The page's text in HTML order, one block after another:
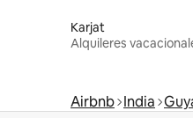
Karjat
Alquileres
Airbnb India